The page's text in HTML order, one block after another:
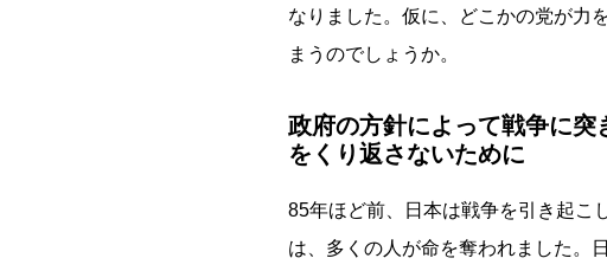
なりました。仮に、どこかの党が力
まうのでしょうか。
政府の方針によって戦争に
をくり返さないために
85年ほど前、日本は戦争を引き起こ
は、多くの人が命を奪われました。